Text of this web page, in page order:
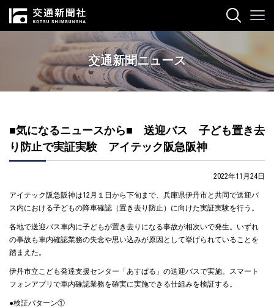
交通新聞ニュース
■気になるニュースから■ 送迎バス 子ども置き去
り防止で実証実験 アイテック阪急阪神
2022年11月24日
アイテック阪急阪神は12月１日から下旬まで、兵庫県伊丹市と共同で送迎バ
ス内における子どもの降車確認（置き去り防止）に向けた実証実験を行う。
各地で送迎バス車内に子どもが置き去りになる事故が相次いで発生。いずれ
の事故も車内確認業務の失念や思い込みが原因として挙げられていることを
踏まえた。
伊丹市立こども発達支援センター「あすぱる」の送迎バスで実施。スマート
フォンアプリで車内確認業務を確実に実施できる仕組みを検証する。
●検証パターン①